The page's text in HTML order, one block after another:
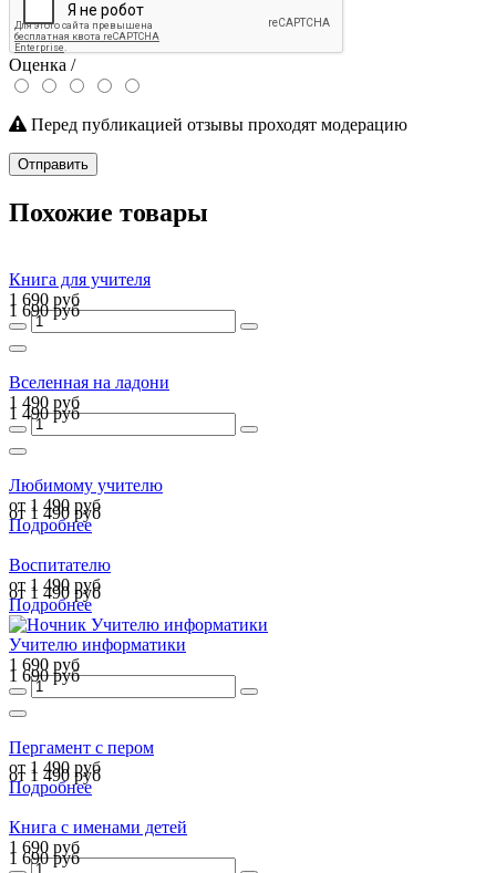
Оценка /
Перед публикацией отзывы проходят модерацию
Отправить
Похожие товары
Книга для учителя
1 690 руб
1 690 руб
Вселенная на ладони
1 490 руб
1 490 руб
Любимому учителю
от 1 490 руб
от 1 490 руб
Подробнее
Воспитателю
от 1 490 руб
от 1 490 руб
Подробнее
Учителю информатики
1 690 руб
1 690 руб
Пергамент с пером
от 1 490 руб
от 1 490 руб
Подробнее
Книга с именами детей
1 690 руб
1 690 руб